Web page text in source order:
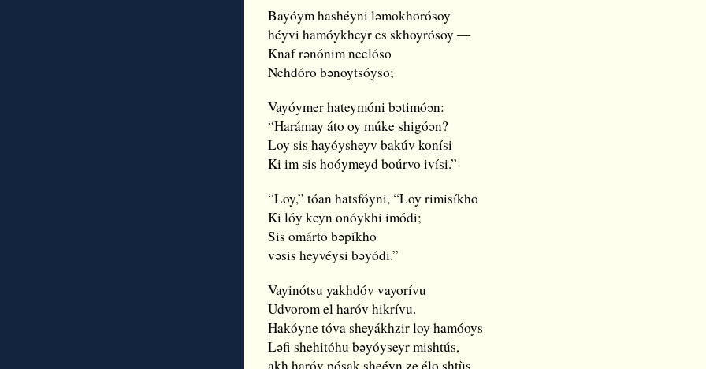
Bayóym hashéyni lǝmokhorósoy
héyvi hamóykheyr es skhoyrósoy ―
Knaf rǝnónim neelóso
Nehdóro bǝnoytsóyso;
Vayóymer hateymóni bǝtimóǝn:
“Harámay áto oy múke shigóǝn?
Loy sis hayóysheyv bakúv konísi
Ki im sis hoóymeyd boúrvo ivísi.”
“Loy,” tóan hatsfóyni, “Loy rimisíkho
Ki lóy keyn onóykhi imódi;
Sis omárto bǝpíkho
vǝsis heyvéysi bǝyódi.”
Vayinótsu yakhdóv vayorívu
Udvorom el haróv hikrívu.
Hakóyne tóva sheyákhzir loy hamóoys
Lǝfi shehitóhu bǝyóyseyr mishtús,